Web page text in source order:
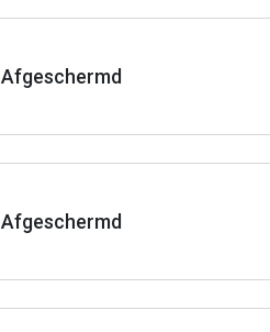
Afgeschermd
Afgeschermd